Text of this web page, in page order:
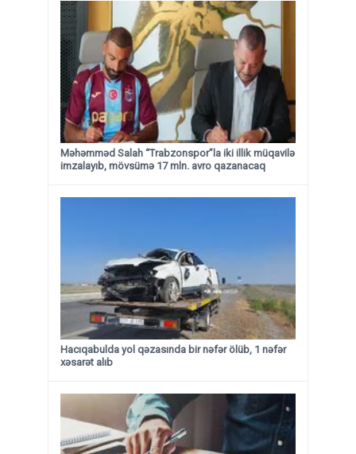
Məhəmməd Salah “Trabzonspor”la iki illik müqavilə
imzalayıb, mövsümə 17 mln. avro qazanacaq
Hacıqabulda yol qəzasında bir nəfər ölüb, 1 nəfər
xəsarət alıb